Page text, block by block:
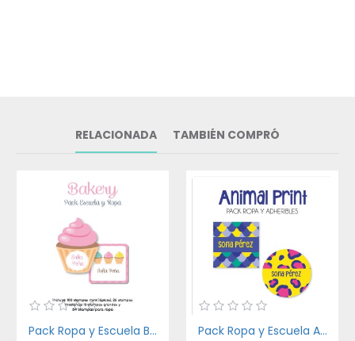
RELACIONADA TAMBIÉN COMPRÓ
Pack Ropa y Escuela Bakery Pack Ropa y Escuela Animal Print